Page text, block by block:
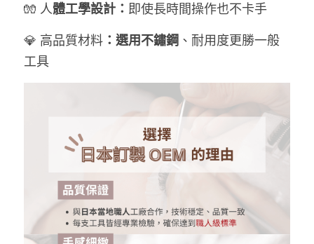
🧤 人體工學設計： 即使長時間操作也不卡手
💎 高品質材料 ：選用不鏽鋼 、耐用度更勝一般
工具